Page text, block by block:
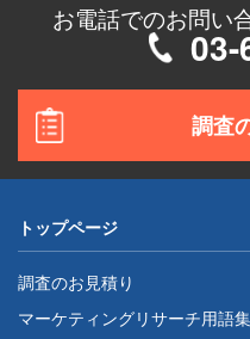
お電話でのお問い
03-
調査
トップページ
調査のお見積り
マーケティングリサーチ用語集